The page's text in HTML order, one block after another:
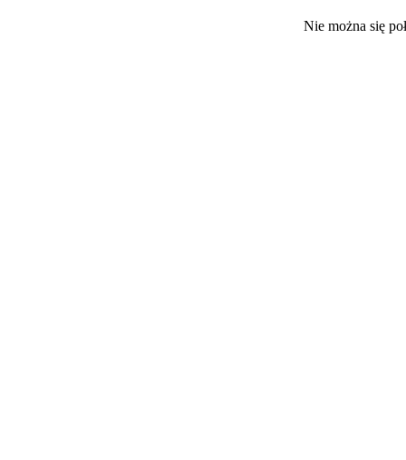
Nie można się